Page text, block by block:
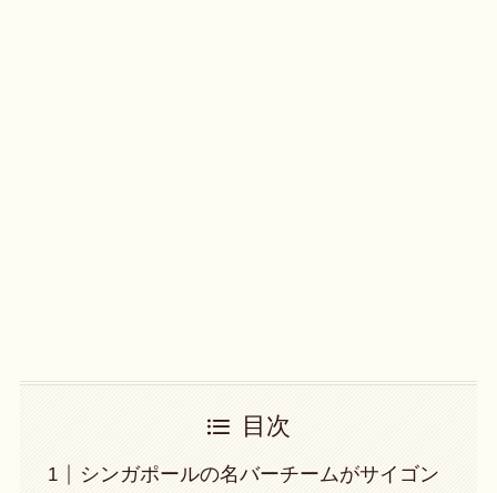
目次
シンガポールの名バーチームがサイゴン